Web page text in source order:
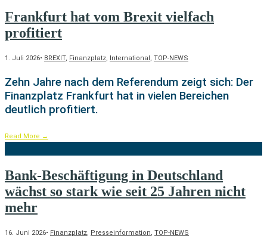
Frankfurt hat vom Brexit vielfach
profitiert
1. Juli 2026• BREXIT, Finanzplatz, International , TOP-NEWS
Zehn Jahre nach dem Referendum zeigt sich: Der
Finanzplatz Frankfurt hat in vielen Bereichen
deutlich profitiert.
Read More →
Bank-Beschäftigung in Deutschland
wächst so stark wie seit 25 Jahren nicht
mehr
16. Juni 2026• Finanzplatz, Presseinformation, TOP-NEWS